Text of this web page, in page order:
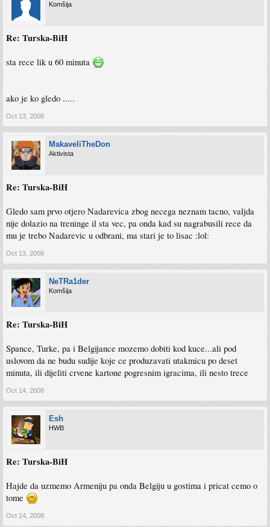
Komšija
Re: Turska-BiH
sta rece lik u 60 minuta
ako je ko gledo .....
Oct 13, 2008
MakaveliTheDon
Aktivista
Re: Turska-BiH
Gledo sam prvo otjero Nadarevica zbog necega neznam tacno, valjda
nije dolazio na treninge il sta vec, pa onda kad su nagrabusili rece da
mu je trebo Nadarevic u odbrani, ma stari je to lisac :lol:
Oct 13, 2008
NeTRa1der
Komšija
Re: Turska-BiH
Spance, Turke, pa i Belgijance mozemo dobiti kod kuce...ali pod
uslovom da ne budu sudije koje ce produzavati utakmicu po deset
minuta, ili dijeliti crvene kartone pogresnim igracima, ili nesto trece
Oct 14, 2008
Esh
HWB
Re: Turska-BiH
Hajde da uzmemo Armeniju pa onda Belgiju u gostima i pricat cemo o
tome
Oct 14, 2008